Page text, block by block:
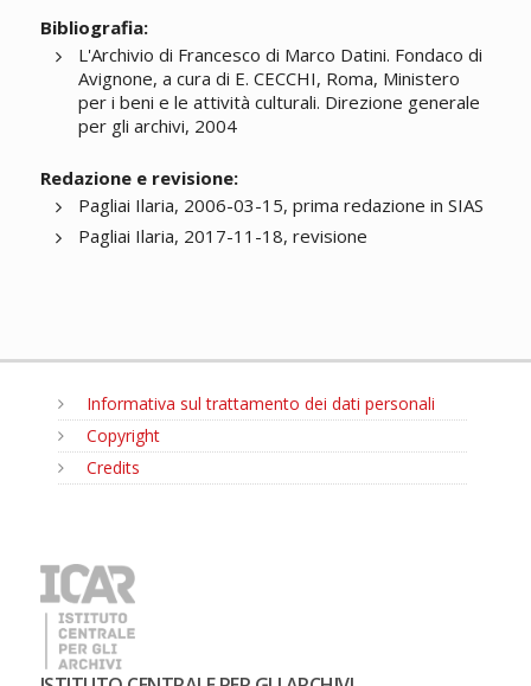
Bibliografia:
L'Archivio di Francesco di Marco Datini. Fondaco di
Avignone, a cura di E. CECCHI, Roma, Ministero
per i beni e le attività culturali. Direzione generale
per gli archivi, 2004
Redazione e revisione:
Pagliai Ilaria, 2006-03-15, prima redazione in SIAS
Pagliai Ilaria, 2017-11-18, revisione
Informativa sul trattamento dei dati personali
Copyright
Credits